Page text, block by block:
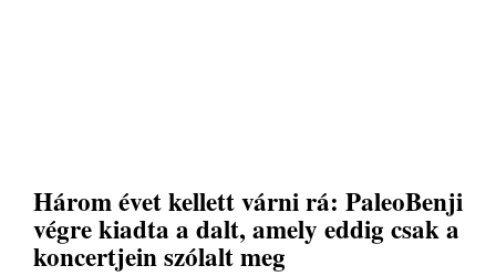
Három évet kellett várni rá: PaleoBenji
végre kiadta a dalt, amely eddig csak a
koncertjein szólalt meg